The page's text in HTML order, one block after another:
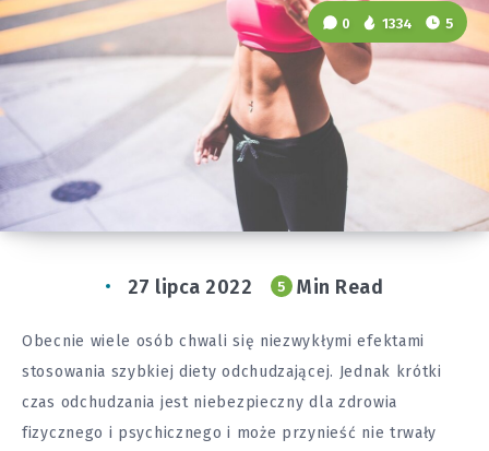
0 1334 5
27 lipca 2022 5 Min Read
Obecnie wiele osób chwali się niezwykłymi efektami
stosowania szybkiej diety odchudzającej. Jednak krótki
czas odchudzania jest niebezpieczny dla zdrowia
fizycznego i psychicznego i może przynieść nie trwały